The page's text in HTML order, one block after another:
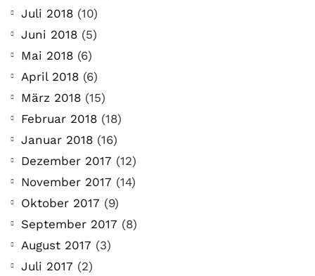
Juli 2018 (10)
Juni 2018 (5)
Mai 2018 (6)
April 2018 (6)
März 2018 (15)
Februar 2018 (18)
Januar 2018 (16)
Dezember 2017 (12)
November 2017 (14)
Oktober 2017 (9)
September 2017 (8)
August 2017 (3)
Juli 2017 (2)